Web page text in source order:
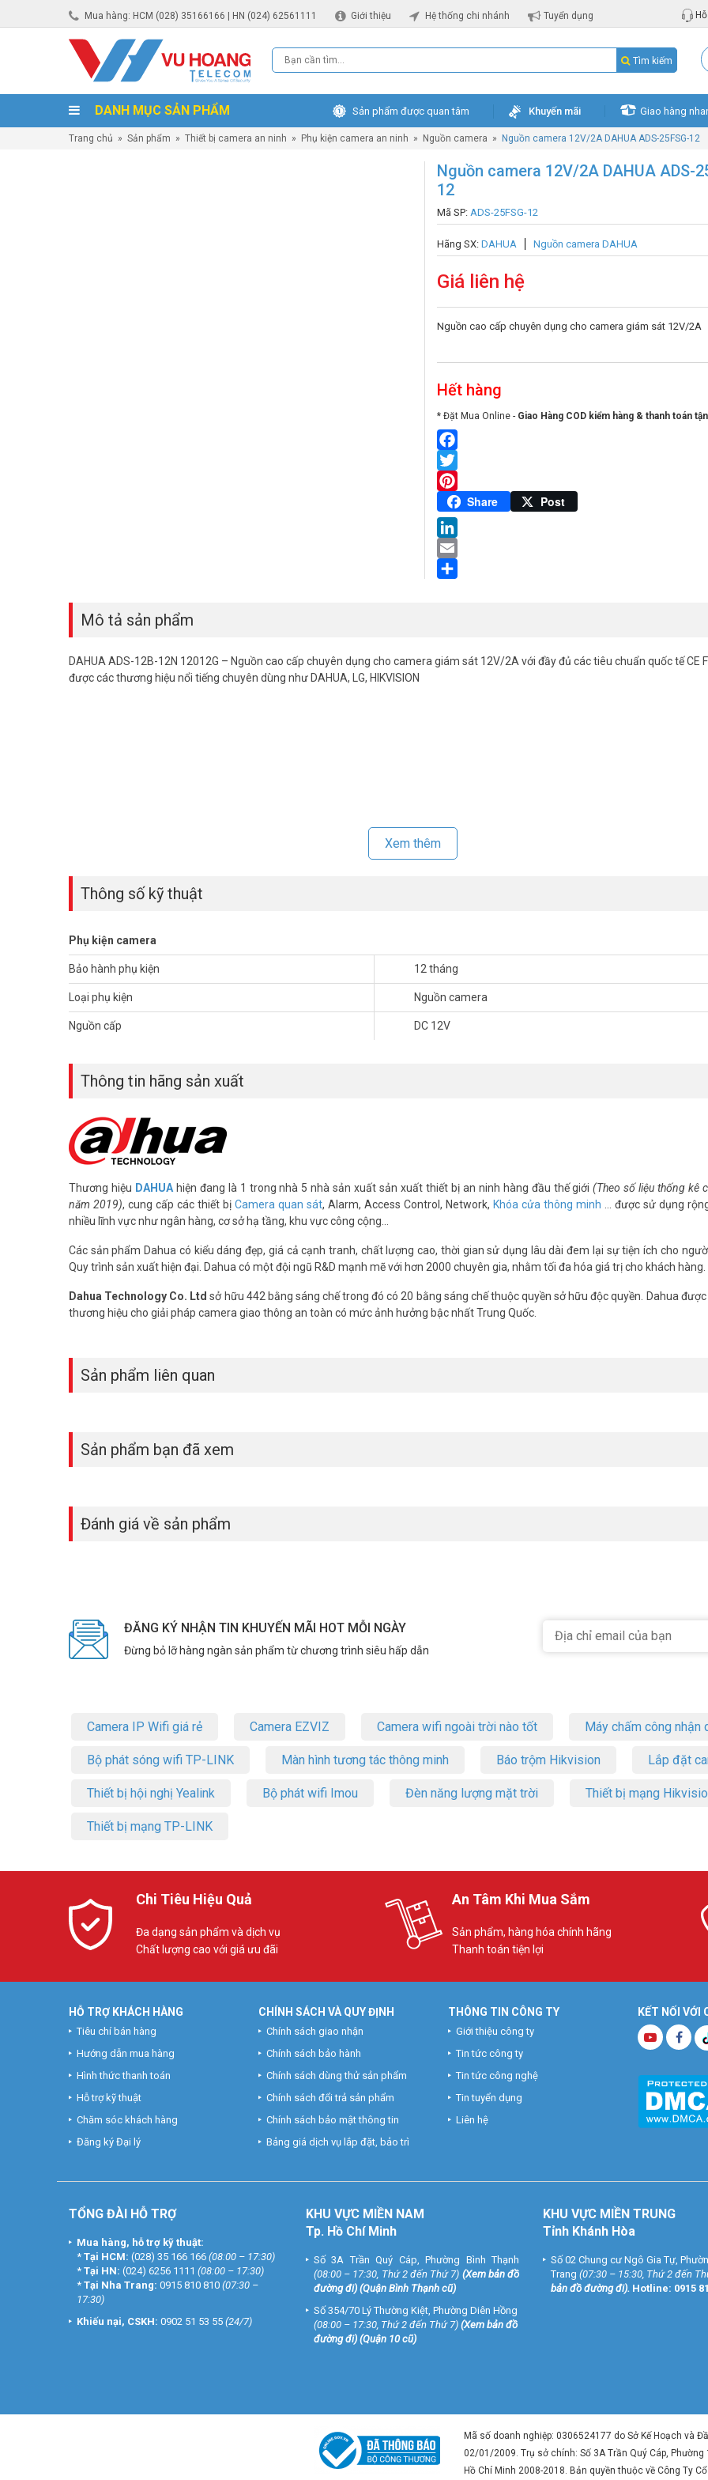
Mua hàng: HCM (028) 35166166 | HN (024) 62561111 Giới thiệu Hệ thống chi nhánh Tuyển dụng Hỗ
Tìm kiếm
DANH MỤC SẢN PHẨM Sản phẩm được quan tâm Khuyến mãi Giao hàng
Trang chủ » Sản phẩm » Thiết bị camera an ninh » Phụ kiện camera an ninh » Nguồn camera » Nguồn camera 12V/2A DAHUA ADS-25FSG-12
Nguồn camera 12V/2A DAHUA ADS-
12
Mã SP: ADS-25FSG-12
Hãng SX: DAHUA Nguồn camera DAHUA
Giá liên hệ
Nguồn cao cấp chuyên dụng cho camera giám sát 12V/2A
Hết hàng
* Đặt Mua Online - Giao Hàng COD kiểm hàng & thanh toán
Facebook
Twitter
Pinterest
Share Post
LinkedIn
Email
Mô tả sản phẩm
DAHUA ADS-12B-12N 12012G – Nguồn cao cấp chuyên dụng cho camera giám sát 12V/2A với đầy đủ các tiêu chuẩn quốc tế CE
được các thương hiệu nổi tiếng chuyên dùng như DAHUA, LG, HIKVISION
Xem thêm
Thông số kỹ thuật
Phụ kiện camera
Bảo hành phụ kiện 12 tháng
Loại phụ kiện Nguồn camera
Nguồn cấp DC 12V
Thông tin hãng sản xuất
Thương hiệu DAHUAhiện đang là 1 trong nhà 5 nhà sản xuất sản xuất thiết bị an ninh hàng đầu thế giới(Theo số liệu thống kê
năm 2019), cung cấp các thiết bị Camera quan sát, Alarm, Access Control, Network, Khóa cửa thông minh … được sử dụng
nhiều lĩnh vực như ngân hàng, cơ sở hạ tầng, khu vực công cộng…
Các sản phẩm Dahua có kiểu dáng đẹp, giá cả cạnh tranh, chất lượng cao, thời gian sử dụng lâu dài đem lại sự tiện ích cho
Quy trình sản xuất hiện đại. Dahua có một đội ngũ R&D mạnh mẽ với hơn 2000 chuyên gia, nhằm tối đa hóa giá trị cho khách hàng.
Dahua Technology Co. Ltd sở hữu 442 bằng sáng chế trong đó có 20 bằng sáng chế thuộc quyền sở hữu độc quyền. Dahua được
thương hiệu cho giải pháp camera giao thông an toàn có mức ảnh hưởng bậc nhất Trung Quốc.
Sản phẩm liên quan
Sản phẩm bạn đã xem
Đánh giá về sản phẩm
ĐĂNG KÝ NHẬN TIN KHUYẾN MÃI HOT MỖI NGÀY
Đừng bỏ lỡ hàng ngàn sản phẩm từ chương trình siêu hấp dẫn
Camera IP Wifi giá rẻ Camera EZVIZ Camera wifi ngoài trời nào tốt Máy chấm công nhận
Bộ phát sóng wifi TP-LINK Màn hình tương tác thông minh Báo trộm Hikvision Lắp đặt
Thiết bị hội nghị Yealink Bộ phát wifi Imou Đèn năng lượng mặt trời Thiết bị mạng
Thiết bị mạng TP-LINK
Chi Tiêu Hiệu Quả
Đa dạng sản phẩm và dịch vụ
Chất lượng cao với giá ưu đãi
An Tâm Khi Mua Sắm
Sản phẩm, hàng hóa chính hãng
Thanh toán tiện lợi
KẾT NỐI VỚI
HỖ TRỢ KHÁCH HÀNG
Tiêu chí bán hàng
Hướng dẫn mua hàng
Hình thức thanh toán
Hỗ trợ kỹ thuật
Chăm sóc khách hàng
Đăng ký Đại lý
CHÍNH SÁCH VÀ QUY ĐỊNH
Chính sách giao nhận
Chính sách bảo hành
Chính sách dùng thử sản phẩm
Chính sách đổi trả sản phẩm
Chính sách bảo mật thông tin
Bảng giá dịch vụ lắp đặt, bảo trì
THÔNG TIN CÔNG TY
Giới thiệu công ty
Tin tức công ty
Tin tức công nghệ
Tin tuyển dụng
Liên hệ
TỔNG ĐÀI HỖ TRỢ
Mua hàng, hỗ trợ kỹ thuật:
* Tại HCM: (028) 35 166 166 (08:00 – 17:30)
* Tại HN: (024) 6256 1111 (08:00 – 17:30)
* Tại Nha Trang: 0915 810 810 (07:30 –
17:30)
Khiếu nại, CSKH: 0902 51 53 55 (24/7)
KHU VỰC MIỀN NAM
Tp. Hồ Chí Minh
Số 3A Trần Quý Cáp, Phường Bình Thạnh
(08:00 – 17:30, Thứ 2 đến Thứ 7) (Xem bản đồ
đường đi) (Quận Bình Thạnh cũ)
Số 354/70 Lý Thường Kiệt, Phường Diên Hồng
(08:00 – 17:30, Thứ 2 đến Thứ 7) (Xem bản đồ
đường đi) (Quận 10 cũ)
KHU VỰC MIỀN TRUNG
Tỉnh Khánh Hòa
Số 02 Chung cư Ngô Gia Tự,
Trang (07:30 – 15:30, Thứ 2 đến
bản đồ đường đi). Hotline: 0915
Mã số doanh nghiệp: 0306524177 do Sở Kế Hoạch và
02/01/2009. Trụ sở chính: Số 3A Trần Quý Cáp,
Hồ Chí Minh 2008-2018. Bản quyền thuộc về Công Ty